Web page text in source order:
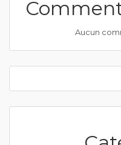
Aucun